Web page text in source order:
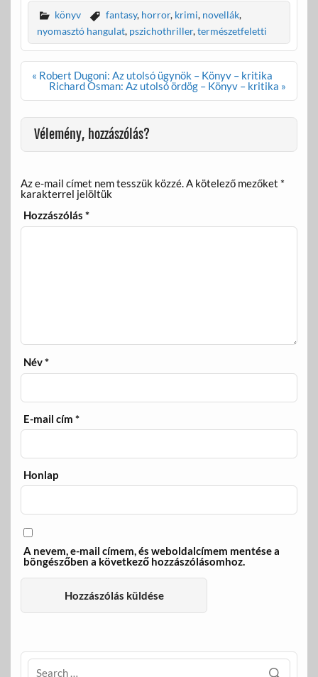
e
b
o
o
k
itt
er
ail za
m
e
g
könyv fantasy, horror, krimi, novellák,
nyomasztó hangulat, pszichothriller,természetfeletti
Bejegyzés
navigáció
« Robert Dugoni: Az utolsó ügynök – Könyv – kritika
Richard Osman: Az utolsó ördög – Könyv – kritika »
Vélemény, hozzászólás?
Az e-mail címet nem tesszük közzé.A kötelező mezőket *
karakterrel jelöltük
Hozzászólás*
Név*
E-mail cím*
Honlap
A nevem, e-mail címem, és weboldalcímem mentése a
böngészőben a következő hozzászólásomhoz.